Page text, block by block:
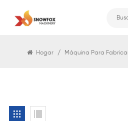
Hogar / Máquina Para